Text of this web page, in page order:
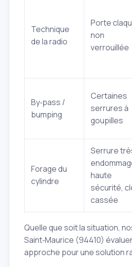
Technique
de la radio
Porte
non
verrouillée
By‑pass /
bumping
Certaines
serrures à
goupilles
Forage du
cylindre
Serrure
haute
sécurité,
cassée
Quelle que soit la situation,
Saint‑Maurice (94410)
approche pour une solution